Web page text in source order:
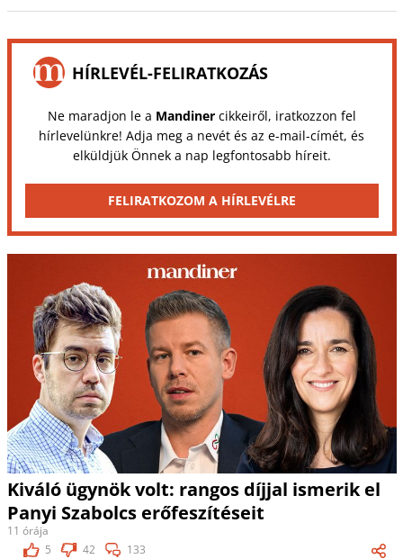
HÍRLEVÉL-FELIRATKOZÁS
Ne maradjon le a Mandinercikkeiről, iratkozzon fel
hírlevelünkre! Adja meg a nevét és az e-mail-címét, és
elküldjük Önnek a nap legfontosabb híreit.
FELIRATKOZOM A HÍRLEVÉLRE
Kiváló ügynök volt: rangos díjjal ismerik el
Panyi Szabolcs erőfeszítéseit
11 órája
5
42 133